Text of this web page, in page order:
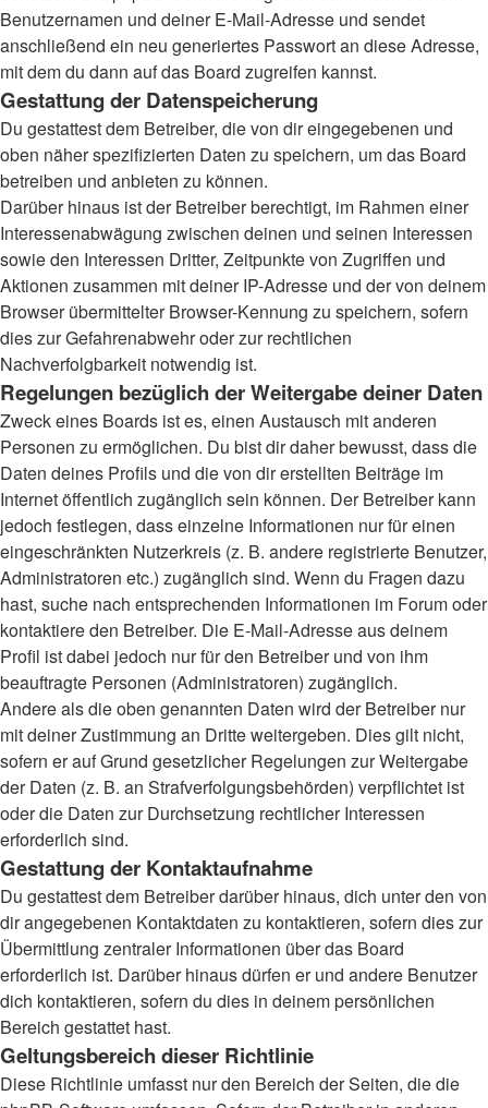
Benutzernamen und deiner E-Mail-Adresse und sendet
anschließend ein neu generiertes Passwort an diese Adresse,
mit dem du dann auf das Board zugreifen kannst.
Gestattung der Datenspeicherung
Du gestattest dem Betreiber, die von dir eingegebenen und
oben näher spezifizierten Daten zu speichern, um das Board
betreiben und anbieten zu können.
Darüber hinaus ist der Betreiber berechtigt, im Rahmen einer
Interessenabwägung zwischen deinen und seinen Interessen
sowie den Interessen Dritter, Zeitpunkte von Zugriffen und
Aktionen zusammen mit deiner IP-Adresse und der von deinem
Browser übermittelter Browser-Kennung zu speichern, sofern
dies zur Gefahrenabwehr oder zur rechtlichen
Nachverfolgbarkeit notwendig ist.
Regelungen bezüglich der Weitergabe deiner Daten
Zweck eines Boards ist es, einen Austausch mit anderen
Personen zu ermöglichen. Du bist dir daher bewusst, dass die
Daten deines Profils und die von dir erstellten Beiträge im
Internet öffentlich zugänglich sein können. Der Betreiber kann
jedoch festlegen, dass einzelne Informationen nur für einen
eingeschränkten Nutzerkreis (z. B. andere registrierte Benutzer,
Administratoren etc.) zugänglich sind. Wenn du Fragen dazu
hast, suche nach entsprechenden Informationen im Forum oder
kontaktiere den Betreiber. Die E-Mail-Adresse aus deinem
Profil ist dabei jedoch nur für den Betreiber und von ihm
beauftragte Personen (Administratoren) zugänglich.
Andere als die oben genannten Daten wird der Betreiber nur
mit deiner Zustimmung an Dritte weitergeben. Dies gilt nicht,
sofern er auf Grund gesetzlicher Regelungen zur Weitergabe
der Daten (z. B. an Strafverfolgungsbehörden) verpflichtet ist
oder die Daten zur Durchsetzung rechtlicher Interessen
erforderlich sind.
Gestattung der Kontaktaufnahme
Du gestattest dem Betreiber darüber hinaus, dich unter den von
dir angegebenen Kontaktdaten zu kontaktieren, sofern dies zur
Übermittlung zentraler Informationen über das Board
erforderlich ist. Darüber hinaus dürfen er und andere Benutzer
dich kontaktieren, sofern du dies in deinem persönlichen
Bereich gestattet hast.
Geltungsbereich dieser Richtlinie
Diese Richtlinie umfasst nur den Bereich der Seiten, die die